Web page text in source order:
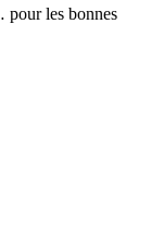
pour les bonnes